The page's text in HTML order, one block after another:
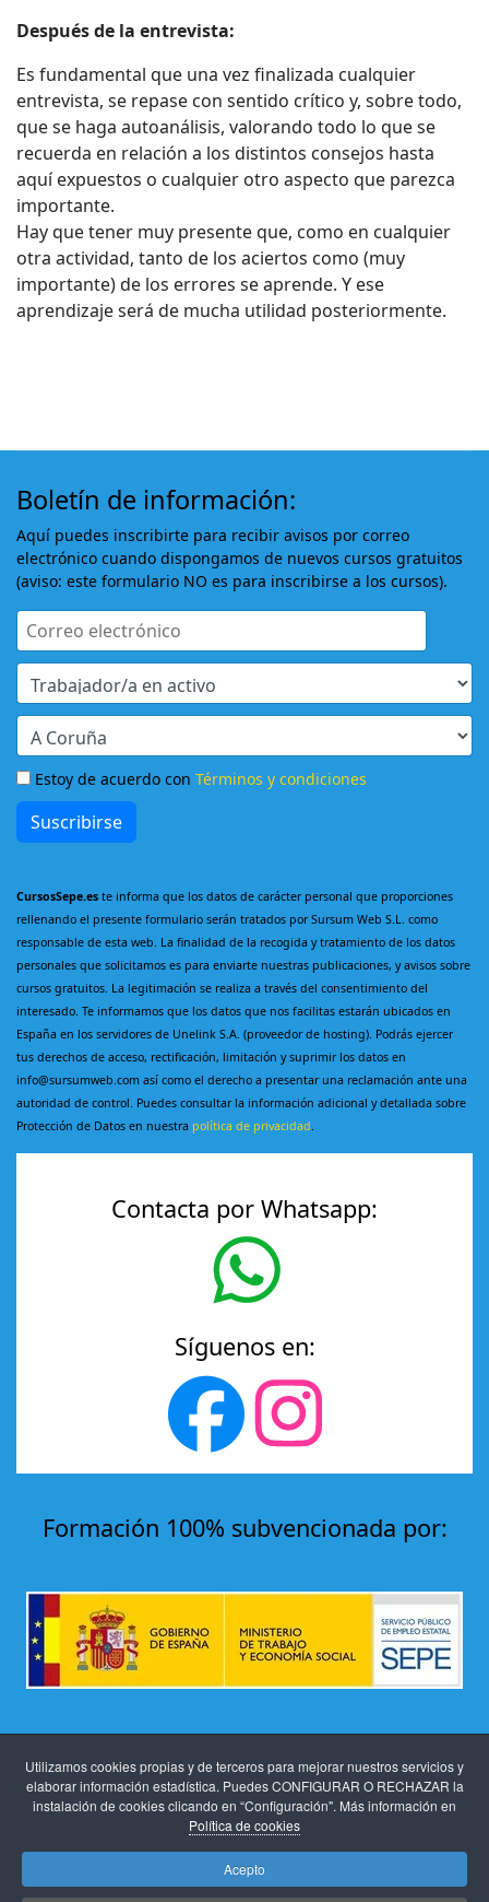
Utilizamos cookies propias y de terceros para mejorar nuestros servicios y
elaborar información estadística. Puedes CONFIGURAR O RECHAZAR la
instalación de cookies clicando en “Configuración". Más información en
Política de cookies
Acepto
Después de la entrevista:
Es fundamental que una vez finalizada cualquier
entrevista, se repase con sentido crítico y, sobre todo,
que se haga autoanálisis, valorando todo lo que se
recuerda en relación a los distintos consejos hasta
aquí expuestos o cualquier otro aspecto que parezca
importante.
Hay que tener muy presente que, como en cualquier
otra actividad, tanto de los aciertos como (muy
importante) de los errores se aprende. Y ese
aprendizaje será de mucha utilidad posteriormente.
Boletín de información:
Aquí puedes inscribirte para recibir avisos por correo
electrónico cuando dispongamos de nuevos cursos gratuitos
(aviso: este formulario NO es para inscribirse a los cursos).
Estoy de acuerdo con Términos y condiciones
Suscribirse
CursosSepe.es te informa que los datos de carácter personal que proporciones
rellenando el presente formulario serán tratados por Sursum Web S.L. como
responsable de esta web. La finalidad de la recogida y tratamiento de los datos
personales que solicitamos es para enviarte nuestras publicaciones, y avisos sobre
cursos gratuitos. La legitimación se realiza a través del consentimiento del
interesado. Te informamos que los datos que nos facilitas estarán ubicados en
España en los servidores de Unelink S.A. (proveedor de hosting). Podrás ejercer
tus derechos de acceso, rectificación, limitación y suprimir los datos en
info@sursumweb.com así como el derecho a presentar una reclamación ante una
autoridad de control. Puedes consultar la información adicional y detallada sobre
Protección de Datos en nuestra política de privacidad
Contacta por Whatsapp:
Síguenos en:
Formación 100% subvencionada por:
privacidad y cookies